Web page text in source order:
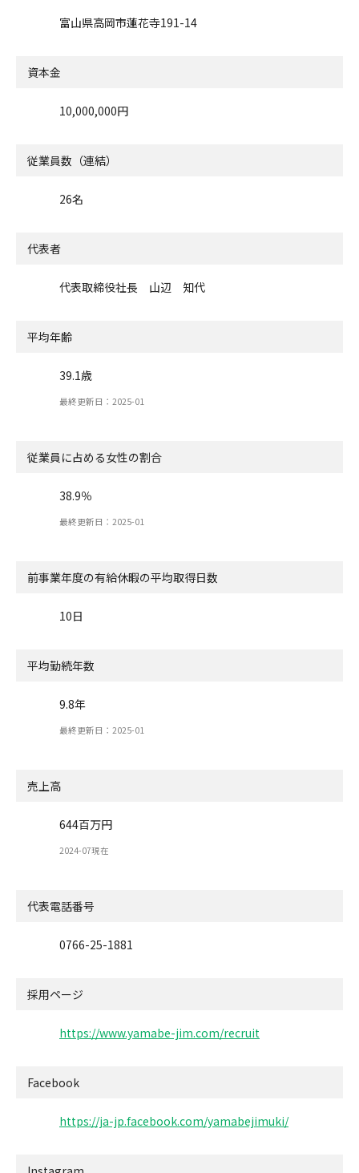
富山県高岡市蓮花寺191-14
資本金
10,000,000円
従業員数（連結）
26名
代表者
代表取締役社長 山辺 知代
平均年齢
39.1歳
最終更新日：2025-01
従業員に占める女性の割合
38.9％
最終更新日：2025-01
前事業年度の有給休暇の平均取得日数
10日
平均勤続年数
9.8年
最終更新日：2025-01
売上高
644百万円
2024-07現在
代表電話番号
0766-25-1881
採用ページ
https://www.yamabe-jim.com/recruit
Facebook
https://ja-jp.facebook.com/yamabejimuki/